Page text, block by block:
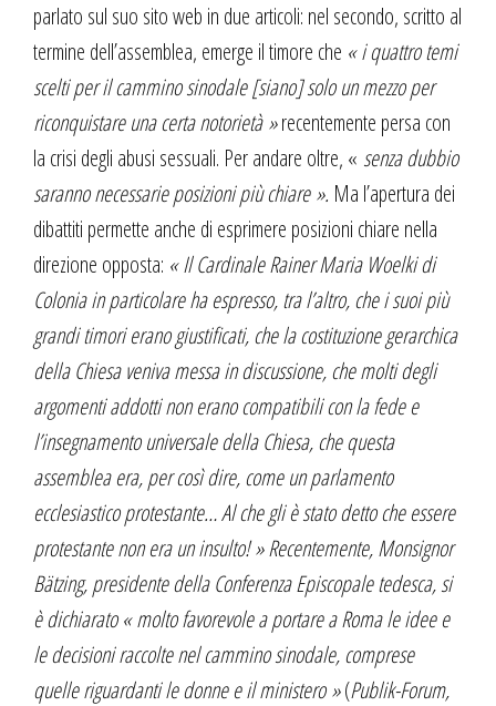
parlato sul suo sito web in due articoli: nel secondo, scritto al
termine dell’assemblea, emerge il timore che « i quattro temi
scelti per il cammino sinodale [siano] solo un mezzo per
riconquistare una certa notorietà »recentemente persa con
la crisi degli abusi sessuali. Per andare oltre, « senza dubbio
saranno necessarie posizioni più chiare ». Ma l’apertura dei
dibattiti permette anche di esprimere posizioni chiare nella
direzione opposta: « Il Cardinale Rainer Maria Woelki di
Colonia in particolare ha espresso, tra l’altro, che i suoi più
grandi timori erano giustificati, che la costituzione gerarchica
della Chiesa veniva messa in discussione, che molti degli
argomenti addotti non erano compatibili con la fede e
l’insegnamento universale della Chiesa, che questa
assemblea era, per così dire, come un parlamento
ecclesiastico protestante… Al che gli è stato detto che essere
protestante non era un insulto! » Recentemente, Monsignor
Bätzing, presidente della Conferenza Episcopale tedesca, si
è dichiarato « molto favorevole a portare a Roma le idee e
le decisioni raccolte nel cammino sinodale, comprese
quelle riguardanti le donne e il ministero »(Publik-Forum,